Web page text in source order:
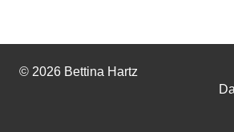
© 2026 Bettina Hartz